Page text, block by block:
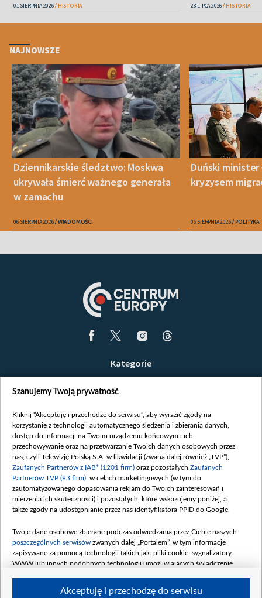
01 SIERPNIA 2026 HISTORIA 28 LIPCA 2026 HISTORIA
NAJNOWSZE
Dziennikarskie śledztwo: Moskwa
ukrywała śmierć ważnego generała
w zamachu
06 SIERPNIA 2026 WIADOMOŚCI
Duński minister
kryzysem
06 SIERPNIA 2026 POLITYKA
Kategorie
Opinie
Białoruś / Polska
Czytelnia
Centrum Europy
O nas
Kontakt
Informacje o nadawcy
Serwisy partnerskie
belsat.eu
slava.tv
tvpworld.com
Szanujemy Twoją prywatność
Kliknij "Akceptuję i przechodzę do serwisu", aby wyrazić zgody na
korzystanie z technologii automatycznego śledzenia i zbierania danych,
dostęp do informacji na Twoim urządzeniu końcowym i ich
przechowywanie oraz na przetwarzanie Twoich danych osobowych przez
nas, czyli Telewizję Polską S.A. w likwidacji (zwaną dalej również „TVP”),
Zaufanych Partnerów z IAB* (1201 firm) oraz pozostałych Zaufanych
Partnerów TVP (93 firm) , w celach marketingowych (w tym do
zautomatyzowanego dopasowania reklam do Twoich zainteresowań i
mierzenia ich skuteczności) i pozostałych, które wskazujemy poniżej, a
także zgody na udostępnianie przez nas identyfikatora PPID do Google.
Twoje dane osobowe zbierane podczas odwiedzania przez Ciebie naszych
poszczególnych serwisów zwanych dalej „Portalem”, w tym informacje
zapisywane za pomocą technologii takich jak: pliki cookie, sygnalizatory
WWW lub innych podobnych technologii umożliwiających świadczenie
Akceptuję i przechodzę do serwisu